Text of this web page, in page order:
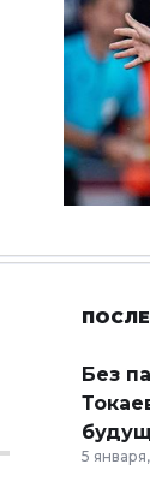
Без
5 января,